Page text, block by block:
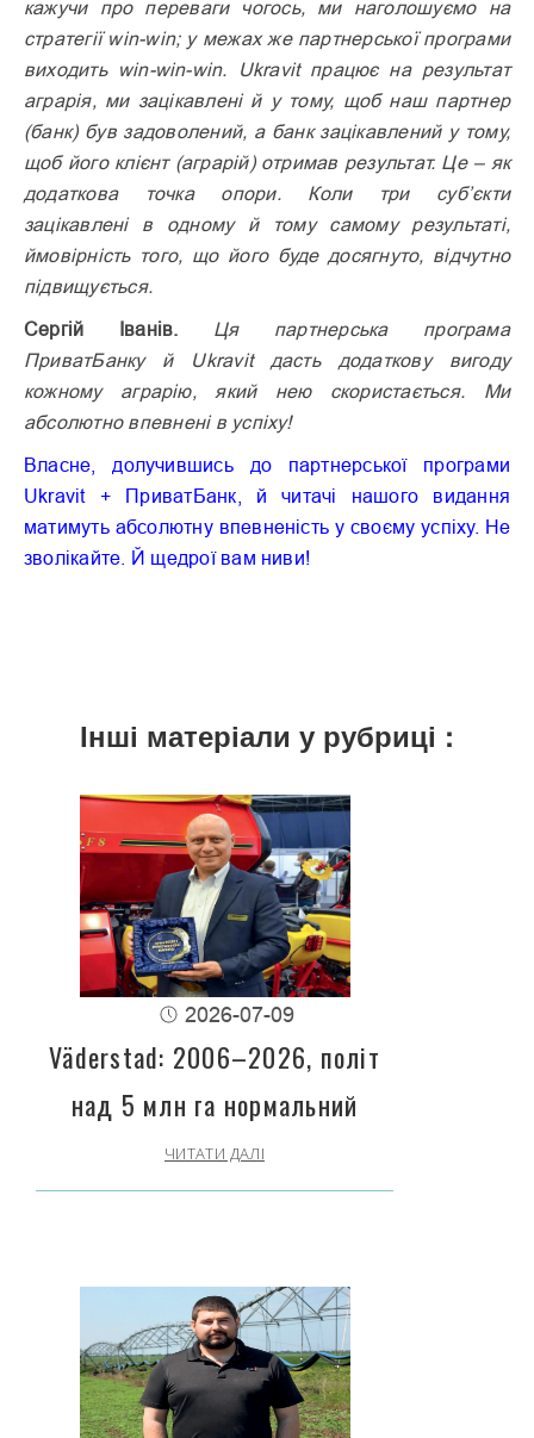
кажучи про переваги чогось, ми наголошуємо на
стратегії win-win; у межах же партнерської програми
виходить win-win-win. Ukravit працює на результат
аграрія, ми зацікавлені й у тому, щоб наш партнер
(банк) був задоволений, а банк зацікавлений у тому,
щоб його клієнт (аграрій) отримав результат. Це – як
додаткова точка опори. Коли три суб’єкти
зацікавлені в одному й тому самому результаті,
ймовірність того, що його буде досягнуто, відчутно
підвищується.
Сергій Іванів.
Ця партнерська програма
ПриватБанку й Ukravit дасть додаткову вигоду
кожному аграрію, який нею скористається. Ми
абсолютно впевнені в успіху!
Власне, долучившись до партнерської програми
Ukravit + ПриватБанк, й читачі нашого видання
матимуть абсолютну впевненість у своєму успіху. Не
зволікайте. Й щедрої вам ниви!
Інші матеріали у рубриці :
2026-07-09
Väderstad: 2006–2026, політ
над 5 млн га нормальний
ЧИТАТИ ДАЛІ